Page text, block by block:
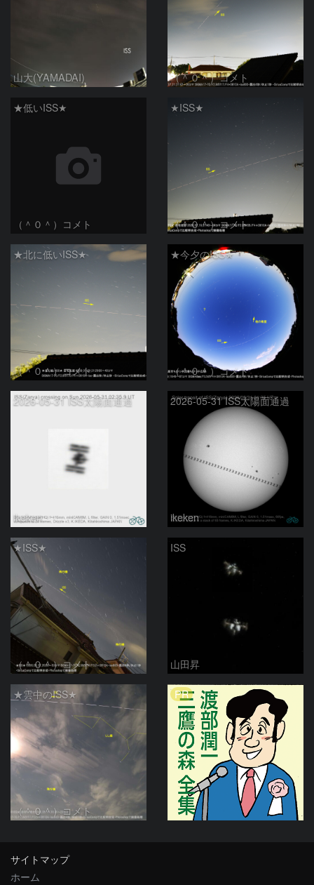
山大(YAMADAI) （＾０＾）コメト
★低いISS★
（＾０＾）コメト
★ISS★
（＾０＾）コメト
★北に低いISS★
（＾０＾）コメト
★今夕のISS★
（＾０＾）コメト
2026-05-31 ISS太陽面通過
ikeken
2026-05-31 ISS太陽面通過
ikeken
★ISS★
（＾０＾）コメト
ISS
山田昇
★雲中のISS★
（＾０＾）コメト
PR
サイトマップ
ホーム